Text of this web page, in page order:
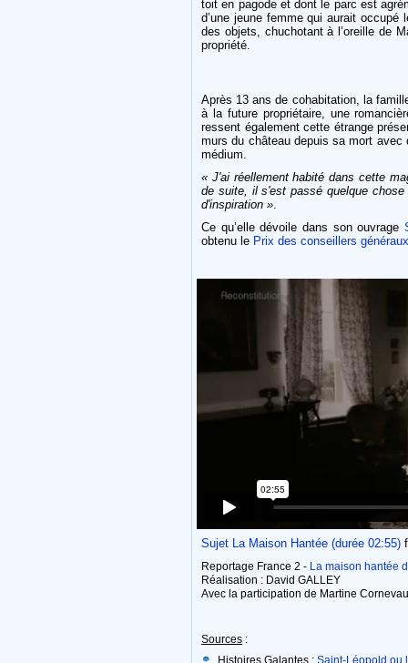
toit en pagode et dont le parc est
d’une jeune femme qui aurait
des objets, chuchotant à l’oreille de
propriété.
Après 13 ans de cohabitation, la
à la future propriétaire, une
ressent également cette étrange
murs du château depuis sa mort
médium.
« J'ai réellement habité dans cette
de suite, il s'est passé quelque
d'inspiration ».
Ce qu’elle dévoile dans son ouvrage
obtenu le Prix des conseillers
Sujet La Maison Hantée (durée 02:55)
Reportage France 2 - La maison hantée
Réalisation : David GALLEY
Avec la participation de Martine
Sources :
Histoires Galantes : Saint-Léopold ou